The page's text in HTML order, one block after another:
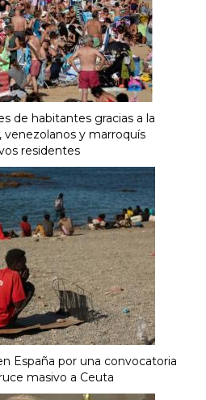
de habitantes gracias a la
y marroquís
residentes
España por una convocatoria
masivo a Ceuta